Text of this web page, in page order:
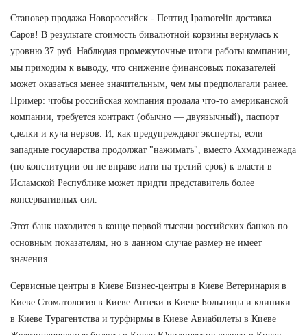
Становер продажа Новороссийск - Пептид Ipamorelin доставка
Саров! В результате стоимость бивалютной корзины вернулась к
уровню 37 руб. Наблюдая промежуточные итоги работы компании,
мы приходим к выводу, что снижение финансовых показателей
может оказаться менее значительным, чем мы предполагали ранее.
Пример: чтобы российская компания продала что-то американской
компании, требуется контракт (обычно — двуязычный), паспорт
сделки и куча нервов. И, как предупреждают эксперты, если
западные государства продолжат "нажимать", вместо Ахмадинежада
(по конституции он не вправе идти на третий срок) к власти в
Исламской Республике может придти представитель более
консервативных сил.
Этот банк находится в конце первой тысячи российских банков по
основным показателям, но в данном случае размер не имеет
значения.
Сервисные центры в Киеве Бизнес-центры в Киеве Ветеринария в
Киеве Стоматология в Киеве Аптеки в Киеве Больницы и клиники
в Киеве Турагентства и турфирмы в Киеве Авиабилеты в Киеве